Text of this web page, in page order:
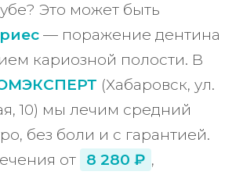
Это может быть
— поражение дентина
кариозной полости. В
(Хабаровск, ул.
10) мы лечим средний
без боли и с гарантией.
от
8 280 ₽ ,